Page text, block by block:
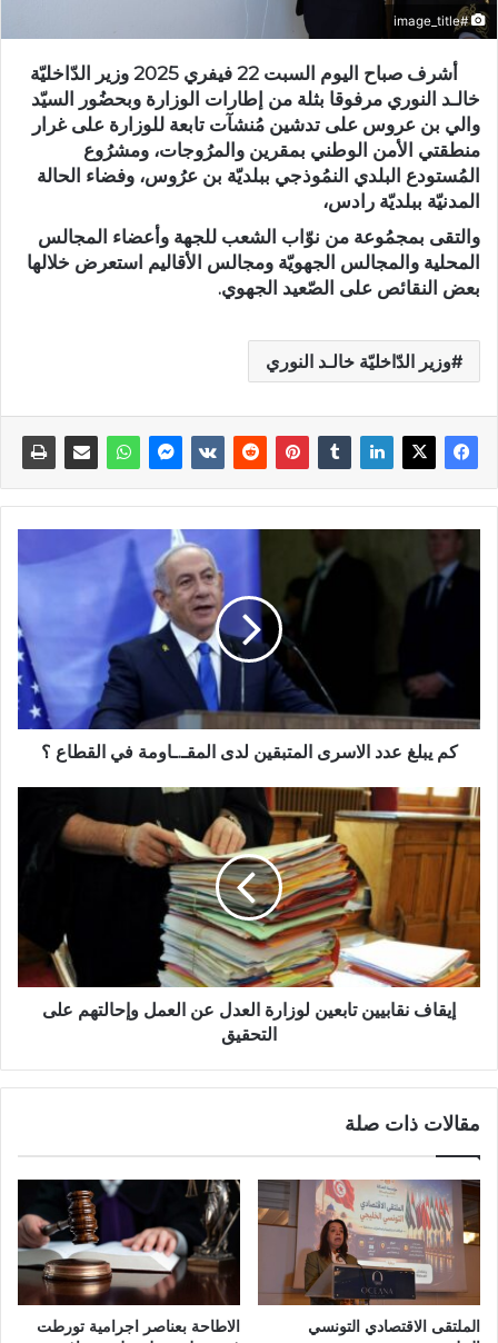
#image_title
أشرف صباح اليوم السبت 22 فيفري 2025 وزير الدّاخليّة
خالـد النوري مرفوقا بثلة من إطارات الوزارة وبحضُور السيّد
والي بن عروس على تدشين مُنشآت تابعة للوزارة على غرار
منطقتي الأمن الوطني بمقرين والمرُوجات، ومشرُوع
المُستودع البلدي النمُوذجي ببلديّة بن عرُوس، وفضاء الحالة
المدنيّة ببلديّة رادس،
والتقى بمجمُوعة من نوّاب الشعب للجهة وأعضاء المجالس
المحلية والمجالس الجهويّة ومجالس الأقاليم استعرض خلالها
بعض النقائص على الصّعيد الجهوي.
وزير الدّاخليّة خالـد النوري
كم يبلغ عدد الاسرى المتبقين لدى المقـ.ـاومة في القطاع ؟
إيقاف نقابيين تابعين لوزارة العدل عن العمل وإحالتهم على
التحقيق
مقالات ذات صلة
الملتقى الاقتصادي التونسي
الاطاحة بعناصر اجرامية تورطت